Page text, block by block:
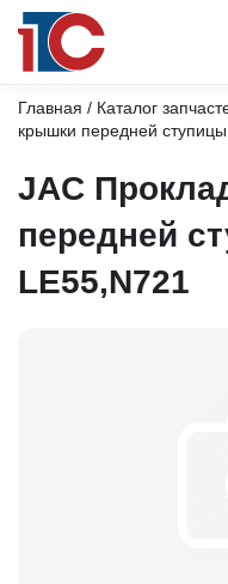
Главная / Каталог
крышки передней
JAC
передней
LE55,N721